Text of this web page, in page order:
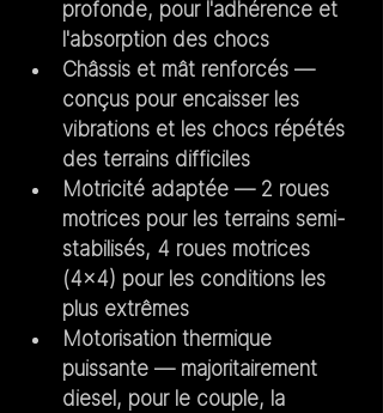
profonde, pour l'adhérence et
l'absorption des chocs
Châssis et mât renforcés —
conçus pour encaisser les
vibrations et les chocs répétés
des terrains difficiles
Motricité adaptée — 2 roues
motrices pour les terrains semi-
stabilisés, 4 roues motrices
(4x4) pour les conditions les
plus extrêmes
Motorisation thermique
puissante — majoritairement
diesel, pour le couple, la